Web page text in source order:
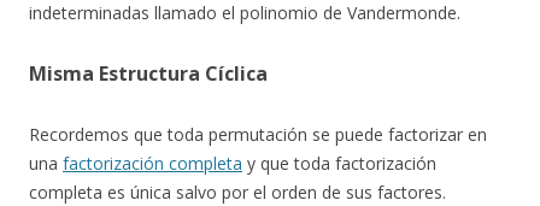
indeterminadas llamado el polinomio de Vandermonde.
Misma Estructura Cíclica
Recordemos que toda permutación se puede factorizar en
una factorización completa y que toda factorización
completa es única salvo por el orden de sus factores.